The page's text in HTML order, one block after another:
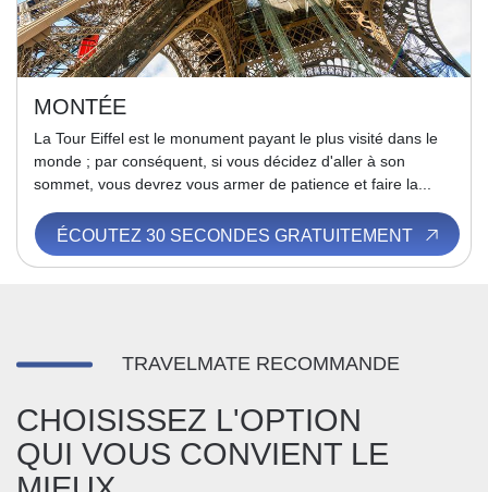
MONTÉE
La Tour Eiffel est le monument payant le plus visité dans le
monde ; par conséquent, si vous décidez d'aller à son
sommet, vous devrez vous armer de patience et faire la...
ÉCOUTEZ 30 SECONDES GRATUITEMENT
TRAVELMATE RECOMMANDE
CHOISISSEZ L'OPTION
QUI VOUS CONVIENT LE